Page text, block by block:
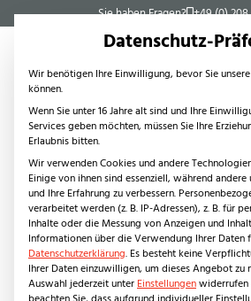
Sie haben Fragen? +49 (0) 208
Steinarten
Naturstein
Kanfanar (Giallo d’Istria)
Keramikplatten
Innenbereich
Produkte
Fliesen
Datenschutz-
Wir benötigen Ihre Einwilligung, bevor Sie
können.
Wenn Sie unter 16 Jahre alt sind und Ihre
Services geben möchten, müssen Sie Ihre
Erlaubnis bitten.
Wir verwenden Cookies und andere
Einige von ihnen sind essenziell, während
und Ihre Erfahrung zu verbessern.
verarbeitet werden (z. B. IP-Adressen), z. B. für
Inhalte oder die Messung von Anzeigen und
Informationen über die Verwendung Ihrer Daten
Datenschutzerklärung. Es besteht keine
Ihrer Daten einzuwilligen, um dieses Angebot zu
Auswahl jederzeit unterEinstellungenwiderrufen